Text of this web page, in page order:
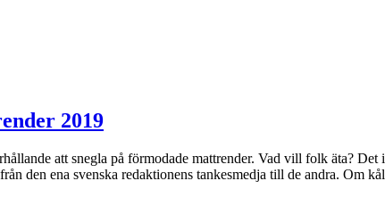
2019
att snegla på förmodade mattrender. Vad vill folk äta?
den ena svenska redaktionens tankesmedja till de andra. Om